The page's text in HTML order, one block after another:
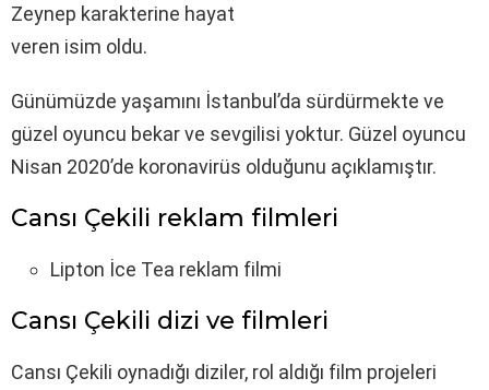
Zeynep karakterine hayat
veren isim oldu.
Günümüzde yaşamını İstanbul’da sürdürmekte ve
güzel oyuncu bekar ve sevgilisi yoktur. Güzel oyuncu
Nisan 2020’de koronavirüs olduğunu açıklamıştır.
Cansı Çekili reklam filmleri
Lipton İce Tea reklam filmi
Cansı Çekili dizi ve filmleri
Cansı Çekili oynadığı diziler, rol aldığı film projeleri